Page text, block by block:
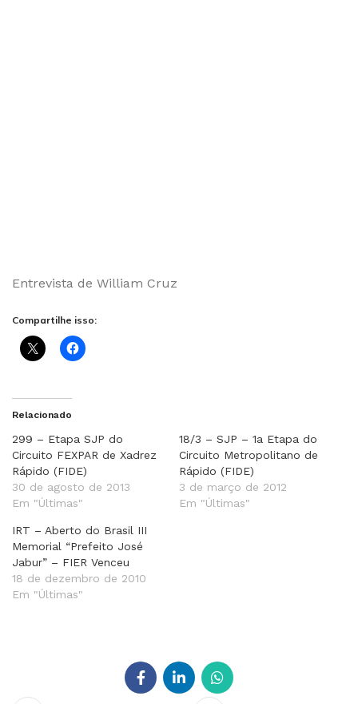
Entrevista de William Cruz
Compartilhe isso:
Relacionado
299 – Etapa SJP do
Circuito FEXPAR de Xadrez
Rápido (FIDE)
30 de agosto de 2013
Em "Últimas"
18/3 – SJP – 1a Etapa do
Circuito Metropolitano de
Rápido (FIDE)
3 de março de 2012
Em "Últimas"
IRT – Aberto do Brasil III
Memorial “Prefeito José
Jabur” – FIER Venceu
18 de dezembro de 2010
Em "Últimas"